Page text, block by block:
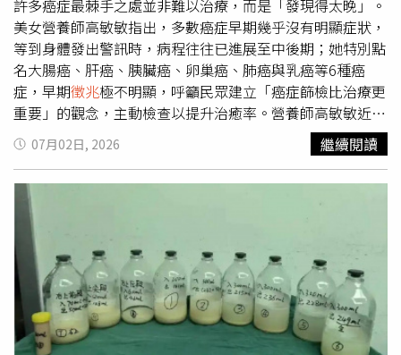
康方面，應該根據季節與五臟的對應關係，養護好心臟。中
醫認為，平心靜氣，可以舒緩緊張的情緒，使心情舒暢、氣
血和緩；既有助於心臟機能的旺盛，也符合「春夏養陽」的
原則。 2.忌激動： 激動分為兩種，開心和生氣。人在開心
或生氣的時候，血壓都會上升，這也是為什麼人在生氣或者
大笑的時候，臉會漲的通紅的原因。過分激動，對心臟部位
也是有傷害的，如果經常過分激動，將會刺激心臟部位的供
血。
也被拍到現身紐約曼哈頓西村（West Village），先與友人
在Emmett's on Grove餐廳聚餐，之後又被目擊到披薩店享
用披薩，相關影片在社群平台瘋傳，引發粉絲熱烈討論。
《TMZ》更形容，近來每一次明星在紐約現身、每一次聚餐
或街頭巧遇，都像是在替婚禮賓客名單提前揭曉答案，讓外
界愈發相信，多位重量級嘉賓已陸續抵達紐約。紅髮艾德、
莎賓娜卡本特等演藝圈好友近日接連在紐約被目擊，也讓婚
禮賓客名單再掀熱議。除了賓客動向備受矚目，婚禮場地的
籌備情況也持續曝光。《紐約時報》（The New York
Times）先前報導，泰勒絲與崔維斯凱爾斯包下麥迪遜廣場
花園舉辦多日婚禮活動，紐約市政府也證實，主辦單位已申
請場館周邊道路封閉許可。近日現場可見大批貨車進出，工
作人員忙著搬運大型器材、草皮、花園造景及布景裝飾，其
中部分器材箱還貼有「Garden Party」標示，約40名工作人
員日夜趕工布置。外媒先前更曝光，場館內搭建大型白色階
梯、巨型布幔及宛如城堡般的場景，整體採花園主題設計，
許多癌症最棘手之處並非難以治療，而是「發現得太晚」。
美女營養師高敏敏指出，多數癌症早期幾乎沒有明顯症狀，
等到身體發出警訊時，病程往往已進展至中後期；她特別點
名大腸癌、肝癌、胰臟癌、卵巢癌、肺癌與乳癌等6種癌
症，早期徵兆極不明顯，呼籲民眾建立「癌症篩檢比治療更
重要」的觀念，主動檢查以提升治癒率。營養師高敏敏近日
在臉書粉專發文點名容易被忽略的6種癌症，其中大腸癌與
肺癌皆在國人癌症統計中名列前茅。大腸癌早期常被誤認為
單純的便秘、腹脹或痔瘡，直到出現血便、體重驟降或貧血
才被正視；而高居台灣癌症死亡率居高不下的肺癌，許多患
者初期同樣毫無動靜，且即使不抽菸，也可能因空污、廚房
油煙或家族史而暴露在風險中，往往等到持續慢性咳嗽、胸
痛、呼吸喘或咳血時，病情已相當嚴峻。其餘4種高風險癌
症則各具隱密特性。有「癌王」之稱的胰臟癌因深藏於腹腔
深處，早期檢測不易，常在出現腰背痛、食慾減退或血糖異
常時才確診；被譽為「沉默殺手」的卵巢癌，初期病徵僅表
現為腹脹、頻尿或消化不良，極易被誤判為腸胃疾病。此
07月02日, 2026 繼續閱讀